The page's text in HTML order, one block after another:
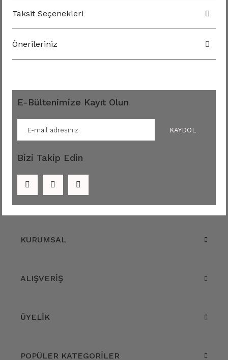
Taksit Seçenekleri
Önerileriniz
E-Bültenimize Kayıt Olun
KAYDOL
Bizi Takip Edin
KURUMSAL
ALIŞVERİŞ
ÜYELİK
POPÜLER KATEGORİLER